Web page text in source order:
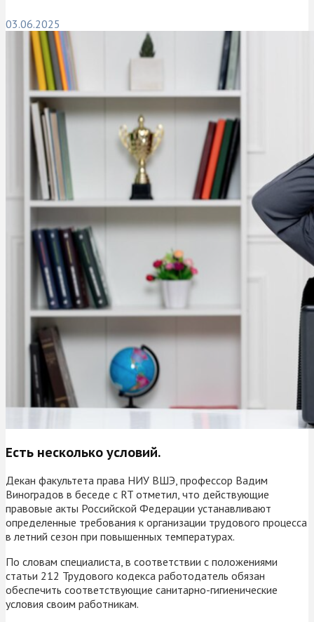
03.06.2025
Есть несколько условий.
Декан факультета права НИУ ВШЭ, профессор Вадим
Виноградов в беседе с RT отметил, что действующие
правовые акты Российской Федерации устанавливают
определенные требования к организации трудового процесса
в летний сезон при повышенных температурах.
По словам специалиста, в соответствии с положениями
статьи 212 Трудового кодекса работодатель обязан
обеспечить соответствующие санитарно-гигиенические
условия своим работникам.